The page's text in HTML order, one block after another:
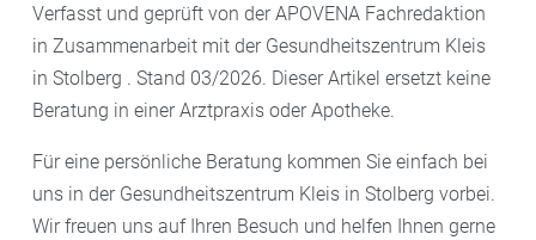
Verfasst und geprüft von der APOVENA Fachredaktion
in Zusammenarbeit mit der Gesundheitszentrum Kleis
in Stolberg . Stand 03/2026. Dieser Artikel ersetzt keine
Beratung in einer Arztpraxis oder Apotheke.
Für eine persönliche Beratung kommen Sie einfach bei
uns in der Gesundheitszentrum Kleis in Stolberg vorbei.
Wir freuen uns auf Ihren Besuch und helfen Ihnen gerne